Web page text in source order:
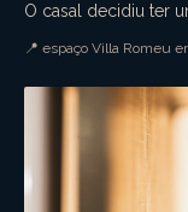
O casal decidiu ter
📍 espaço Villa Romeu